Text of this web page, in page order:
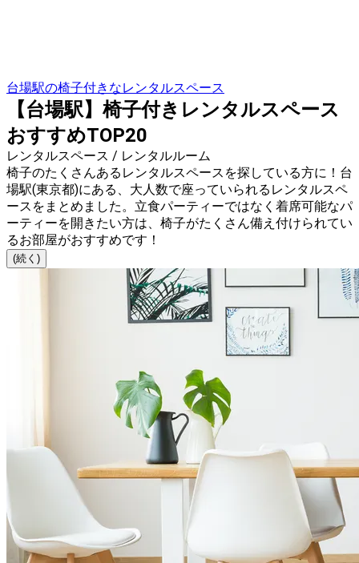
台場駅の椅子付きなレンタルスペース
【台場駅】椅子付きレンタルスペース
おすすめTOP20
レンタルスペース / レンタルルーム
椅子のたくさんあるレンタルスペースを探している方に！台
場駅(東京都)にある、大人数で座っていられるレンタルスペ
ースをまとめました。立食パーティーではなく着席可能なパ
ーティーを開きたい方は、椅子がたくさん備え付けられてい
るお部屋がおすすめです！
(続く)